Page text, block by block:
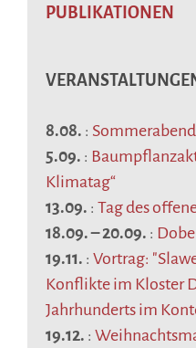
PUBLIKATIONEN
8.08. :
5.09. :
Klimatag“
13.09. : Tag des
18.09. –20.09. :
19.11. : Vortrag:
Konflikte im Kloster
Jahrhunderts im
19.12. :